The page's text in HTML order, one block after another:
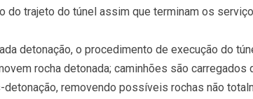
do trajeto do túnel assim que terminam os
detonação, o procedimento de execução do
rocha detonada; caminhões são
detonação, removendo possíveis rochas não